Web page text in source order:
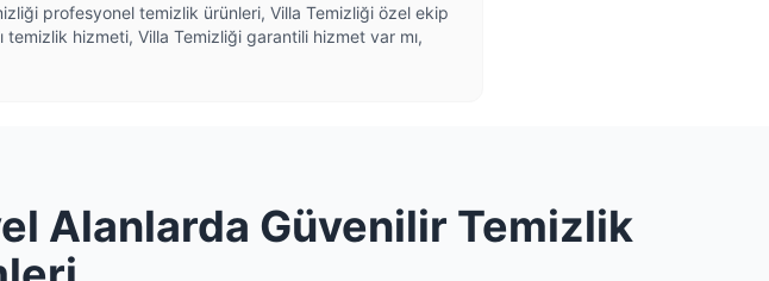
profesyonel temizlik ürünleri, Villa Temizliği özel ekip
hizmeti, Villa Temizliği garantili hizmet var mı,
Alanlarda Güvenilir Temizlik